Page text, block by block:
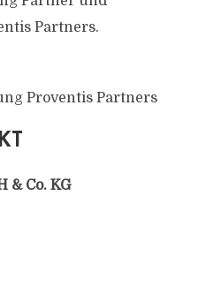
Partners.
Proventis Partners
& Co. KG